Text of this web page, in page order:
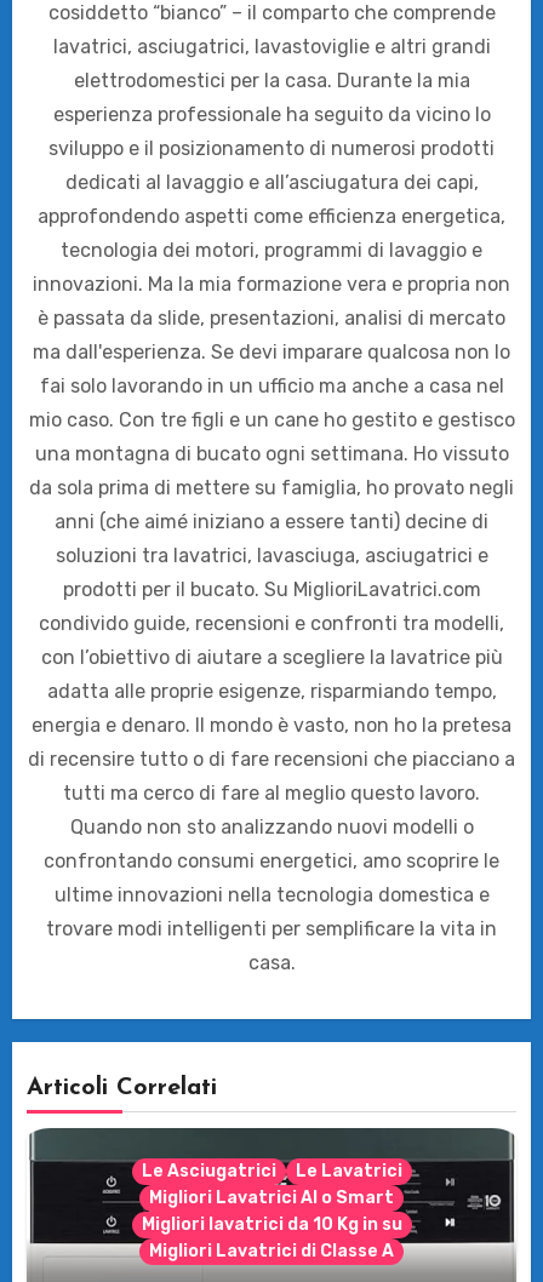
cosiddetto “bianco” – il comparto che comprende
lavatrici, asciugatrici, lavastoviglie e altri grandi
elettrodomestici per la casa. Durante la mia
esperienza professionale ha seguito da vicino lo
sviluppo e il posizionamento di numerosi prodotti
dedicati al lavaggio e all’asciugatura dei capi,
approfondendo aspetti come efficienza energetica,
tecnologia dei motori, programmi di lavaggio e
innovazioni. Ma la mia formazione vera e propria non
è passata da slide, presentazioni, analisi di mercato
ma dall'esperienza. Se devi imparare qualcosa non lo
fai solo lavorando in un ufficio ma anche a casa nel
mio caso. Con tre figli e un cane ho gestito e gestisco
una montagna di bucato ogni settimana. Ho vissuto
da sola prima di mettere su famiglia, ho provato negli
anni (che aimé iniziano a essere tanti) decine di
soluzioni tra lavatrici, lavasciuga, asciugatrici e
prodotti per il bucato. Su MiglioriLavatrici.com
condivido guide, recensioni e confronti tra modelli,
con l’obiettivo di aiutare a scegliere la lavatrice più
adatta alle proprie esigenze, risparmiando tempo,
energia e denaro. Il mondo è vasto, non ho la pretesa
di recensire tutto o di fare recensioni che piacciano a
tutti ma cerco di fare al meglio questo lavoro.
Quando non sto analizzando nuovi modelli o
confrontando consumi energetici, amo scoprire le
ultime innovazioni nella tecnologia domestica e
trovare modi intelligenti per semplificare la vita in
casa.
Articoli Correlati
Le Asciugatrici
Le Lavatrici
Migliori Lavatrici AI o Smart
Migliori lavatrici da 10 Kg in su
Migliori Lavatrici di Classe A